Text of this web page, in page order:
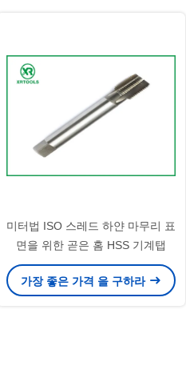
미터법 ISO 스레드 하얀 마무리 표
면을 위한 곧은 홈 HSS 기계탭
가장 좋은 가격 을 구하라